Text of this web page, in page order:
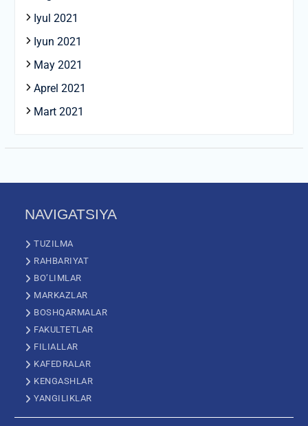
Iyul 2021
Iyun 2021
May 2021
Aprel 2021
Mart 2021
NAVIGATSIYA
TUZILMA
RAHBARIYAT
BO’LIMLAR
MARKAZLAR
BOSHQARMALAR
FAKULTETLAR
FILIALLAR
KAFEDRALAR
KENGASHLAR
YANGILIKLAR